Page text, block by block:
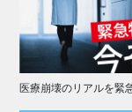
医療崩壊のリアルを緊